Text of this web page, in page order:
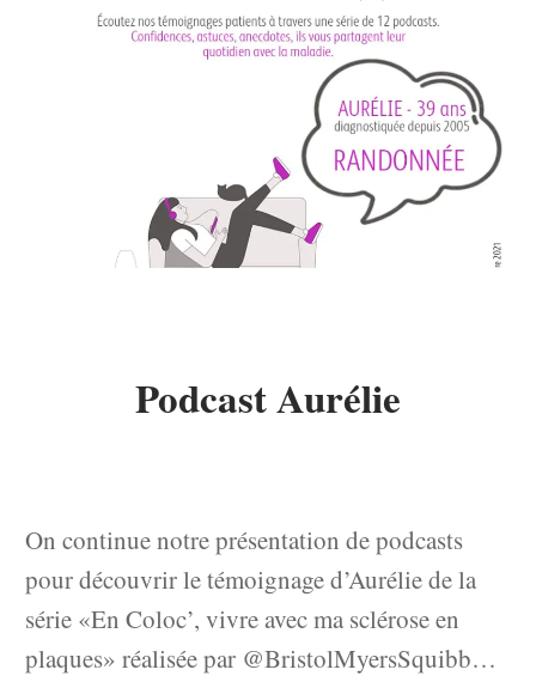
Podcast Aurélie
On continue notre présentation de podcasts
pour découvrir le témoignage d’Aurélie de la
série «En Coloc’, vivre avec ma sclérose en
plaques» réalisée par @BristolMyersSquibb…